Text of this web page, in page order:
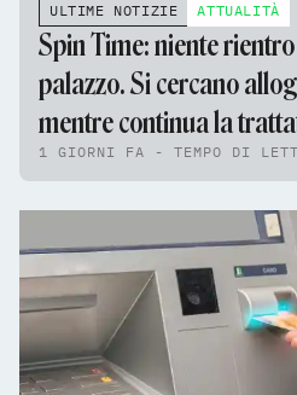
ULTIME NOTIZIE ATTUALITÀ
Spin Time: niente
palazzo. Si cercano
mentre continua la
1 GIORNI FA - TEMPO DI